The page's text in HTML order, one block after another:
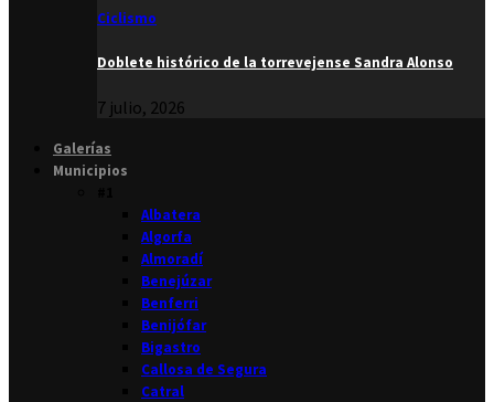
Ciclismo
Doblete histórico de la torrevejense Sandra Alonso
7 julio, 2026
Galerías
Municipios
Albatera
Algorfa
Almoradí
Benejúzar
Benferri
Benijófar
Bigastro
Callosa de Segura
Catral